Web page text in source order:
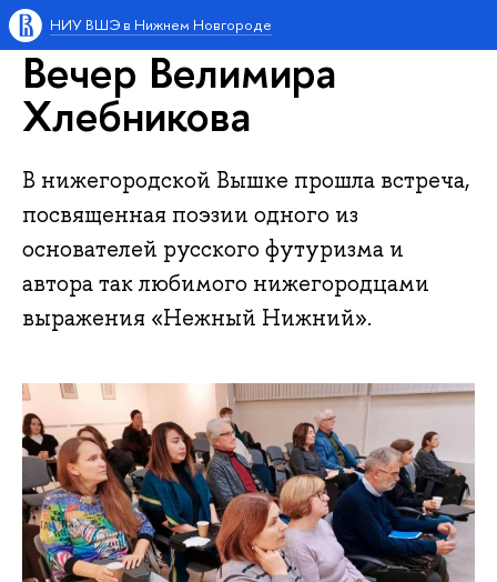
НИУ ВШЭ в Нижнем Новгороде
Вечер Велимира
Хлебникова
В нижегородской Вышке прошла встреча,
посвященная поэзии одного из
основателей русского футуризма и
автора так любимого нижегородцами
выражения «Нежный Нижний».